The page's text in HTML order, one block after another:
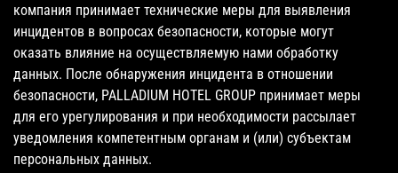
компания принимает технические меры для выявления
инцидентов в вопросах безопасности, которые могут
оказать влияние на осуществляемую нами обработку
данных. После обнаружения инцидента в отношении
безопасности, PALLADIUM HOTEL GROUP принимает меры
для его урегулирования и при необходимости рассылает
уведомления компетентным органам и (или) субъектам
персональных данных.